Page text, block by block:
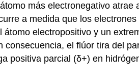
más electronegativo
a medida que los
electropositivo y un
el flúor tira del
positiva parcial (δ+) en